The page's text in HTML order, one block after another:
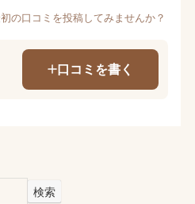
の口コミを投稿してみませんか？
口コミを書く
検索